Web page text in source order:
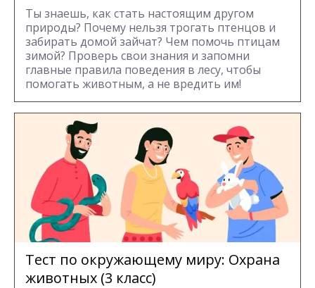
Ты знаешь, как стать настоящим другом
природы? Почему нельзя трогать птенцов и
забирать домой зайчат? Чем помочь птицам
зимой? Проверь свои знания и запомни
главные правила поведения в лесу, чтобы
помогать животным, а не вредить им!
Тест по окружающему миру: Охрана
животных (3 класс)